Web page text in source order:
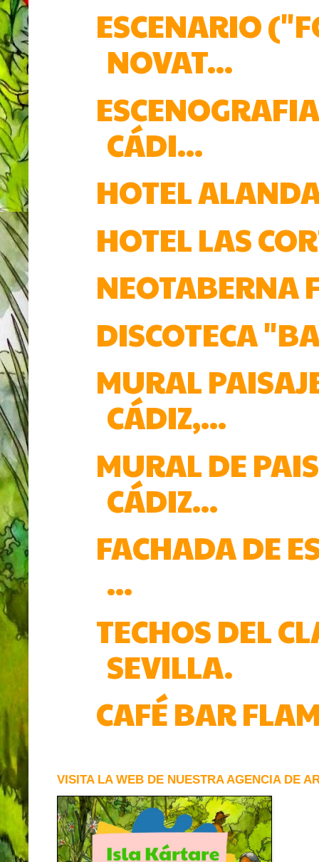
ESCENARIO
NOVAT...
CÁDI...
HOTEL
HOTEL LAS
NEOTABERNA
DISCOTECA
MURAL
CÁDIZ,...
MURAL DE
CÁDIZ...
FACHADA DE
...
TECHOS DEL
SEVILLA.
CAFÉ BAR
VISITA LA WEB DE NUESTRA AGENCIA DE